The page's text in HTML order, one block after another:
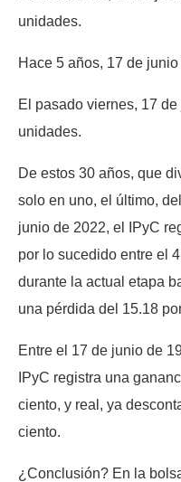
unidades.
Hace 5 años, 17 de
El pasado viernes, 17
unidades.
De estos 30 años, que
solo en uno, el último,
junio de 2022, el IPyC
por lo sucedido entre el
durante la actual etapa
una pérdida del 15.18
Entre el 17 de junio de
IPyC registra una
ciento, y real, ya
ciento.
¿Conclusión? En la